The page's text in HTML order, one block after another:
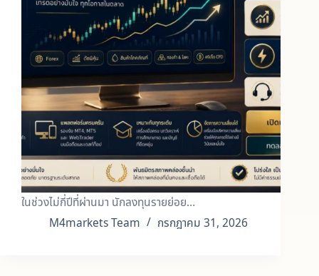
ในช่วงไม่กี่ปีที่ผ่านมา นักลงทุนรายย่อย…
M4markets Team
กรกฎาคม 31, 2026